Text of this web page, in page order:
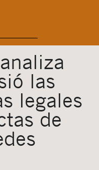
CONTACTO
ESPAÑOL
las
legales
de